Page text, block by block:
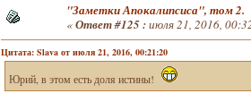
"Заметки Апокалипсиса", том 2.
«Ответ #125 :июля 21, 2016,
Цитата: Slava от июля 21, 2016, 00:21:20
Юрий, в этом есть доля истины!